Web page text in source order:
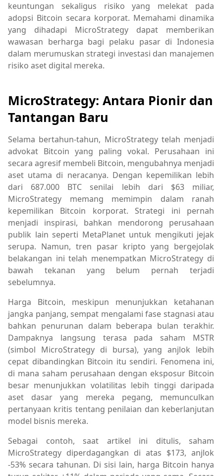
keuntungan sekaligus risiko yang melekat pada
adopsi Bitcoin secara korporat. Memahami dinamika
yang dihadapi MicroStrategy dapat memberikan
wawasan berharga bagi pelaku pasar di Indonesia
dalam merumuskan strategi investasi dan manajemen
risiko aset digital mereka.
MicroStrategy: Antara Pionir dan
Tantangan Baru
Selama bertahun-tahun, MicroStrategy telah menjadi
advokat Bitcoin yang paling vokal. Perusahaan ini
secara agresif membeli Bitcoin, mengubahnya menjadi
aset utama di neracanya. Dengan kepemilikan lebih
dari 687.000 BTC senilai lebih dari $63 miliar,
MicroStrategy memang memimpin dalam ranah
kepemilikan Bitcoin korporat. Strategi ini pernah
menjadi inspirasi, bahkan mendorong perusahaan
publik lain seperti MetaPlanet untuk mengikuti jejak
serupa. Namun, tren pasar kripto yang bergejolak
belakangan ini telah menempatkan MicroStrategy di
bawah tekanan yang belum pernah terjadi
sebelumnya.
Harga Bitcoin, meskipun menunjukkan ketahanan
jangka panjang, sempat mengalami fase stagnasi atau
bahkan penurunan dalam beberapa bulan terakhir.
Dampaknya langsung terasa pada saham MSTR
(simbol MicroStrategy di bursa), yang anjlok lebih
cepat dibandingkan Bitcoin itu sendiri. Fenomena ini,
di mana saham perusahaan dengan eksposur Bitcoin
besar menunjukkan volatilitas lebih tinggi daripada
aset dasar yang mereka pegang, memunculkan
pertanyaan kritis tentang penilaian dan keberlanjutan
model bisnis mereka.
Sebagai contoh, saat artikel ini ditulis, saham
MicroStrategy diperdagangkan di atas $173, anjlok
-53% secara tahunan. Di sisi lain, harga Bitcoin hanya